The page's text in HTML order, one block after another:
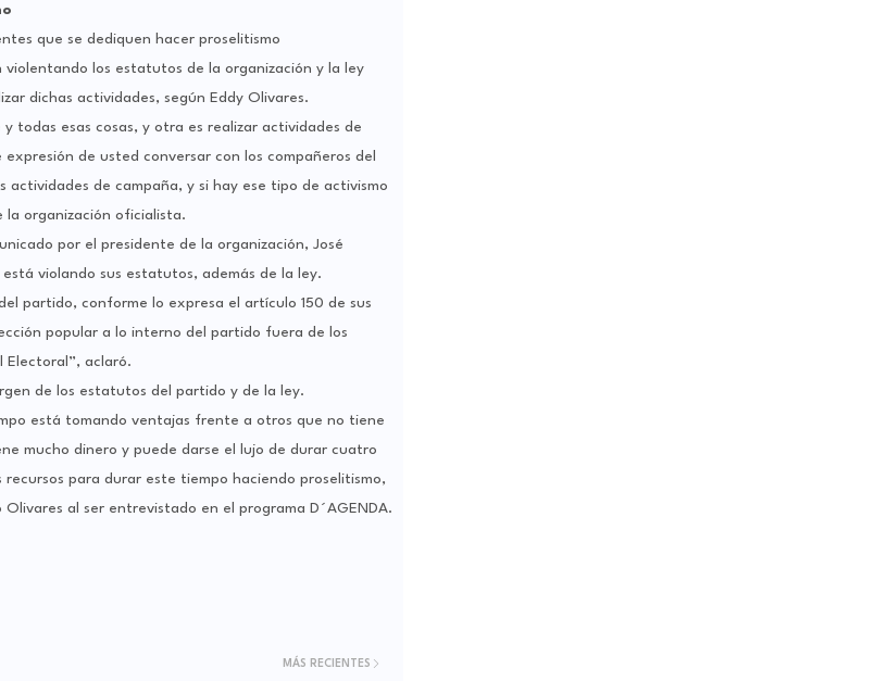
que se dediquen hacer proselitismo
los estatutos de la organización y la ley
dichas actividades, según Eddy Olivares.
todas esas cosas, y otra es realizar actividades de
de usted conversar con los compañeros del
de campaña, y si hay ese tipo de activismo
la organización oficialista.
por el presidente de la organización, José
violando sus estatutos, además de la ley.
partido, conforme lo expresa el artículo 150 de sus
popular a lo interno del partido fuera de los
Electoral”, aclaró.
de los estatutos del partido y de la ley.
está tomando ventajas frente a otros que no tiene
mucho dinero y puede darse el lujo de durar cuatro
para durar este tiempo haciendo proselitismo,
al ser entrevistado en el programa D´AGENDA.
MÁS RECIENTES